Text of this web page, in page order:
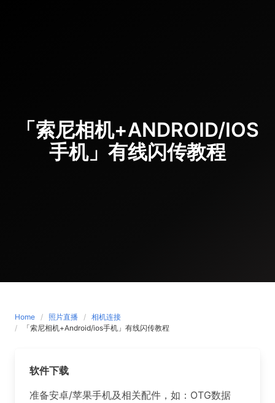
「索尼相机+ANDROID/IOS
手机」有线闪传教程
Home 照片直播
相机连接
「索尼相机+Android/ios手机」有线闪传教程
软件下载
准备安卓/苹果手机及相关配件，如：OTG数据